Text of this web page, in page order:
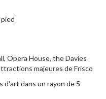
Opera House, the Davies
majeures de Frisco
d'art dans un rayon de 5